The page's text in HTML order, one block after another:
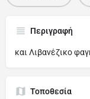
Περιγραφή
και Λιβανέζικο
Τοποθεσία